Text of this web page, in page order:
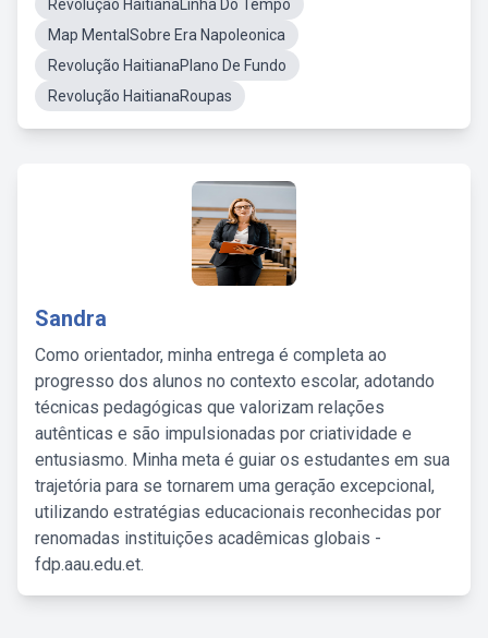
Revolução HaitianaLinha Do Tempo
Map MentalSobre Era Napoleonica
Revolução HaitianaPlano De Fundo
Revolução HaitianaRoupas
Sandra
Como orientador, minha entrega é completa ao
progresso dos alunos no contexto escolar, adotando
técnicas pedagógicas que valorizam relações
autênticas e são impulsionadas por criatividade e
entusiasmo. Minha meta é guiar os estudantes em sua
trajetória para se tornarem uma geração excepcional,
utilizando estratégias educacionais reconhecidas por
renomadas instituições acadêmicas globais -
fdp.aau.edu.et.